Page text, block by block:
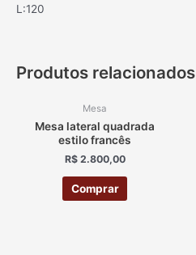
L:120
Produtos relacionados
Mesa
Mesa lateral quadrada
estilo francês
R$2.800,00
Comprar